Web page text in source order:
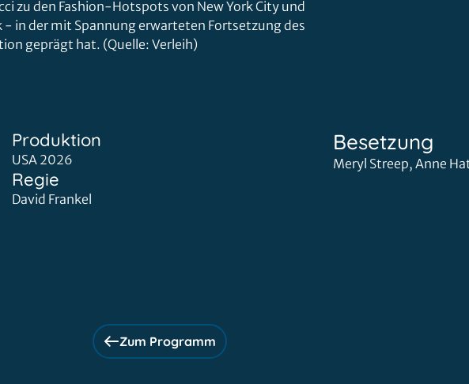
zu den Fashion-Hotspots von New York City und
- in der mit Spannung erwarteten Fortsetzung des
geprägt hat. (Quelle: Verleih)
Produktion
USA 2026
Regie
David Frankel
Besetzung
Meryl Streep, Anne
Zum Programm